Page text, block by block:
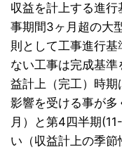
収益を計上する進
事期間3ヶ月超の大
則として工事進行
ない工事は完成基
益計上（完工）時
影響を受ける事が
月）と第4四半期
い（収益計上の季